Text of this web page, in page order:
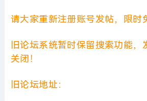
请大家重新注册账号发帖，限时
旧论坛系统暂时保留搜索功能，
关闭！
旧论坛地址：